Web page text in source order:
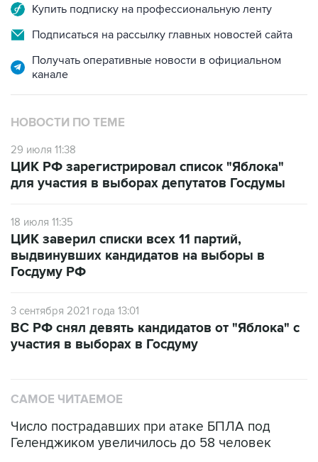
Купить подписку на профессиональную ленту
Подписаться на рассылку главных новостей сайта
Получать оперативные новости в официальном
канале
НОВОСТИ ПО ТЕМЕ
29 июля 11:38
ЦИК РФ зарегистрировал список "Яблока"
для участия в выборах депутатов Госдумы
18 июля 11:35
ЦИК заверил списки всех 11 партий,
выдвинувших кандидатов на выборы в
Госдуму РФ
3 сентября 2021 года 13:01
ВС РФ снял девять кандидатов от "Яблока" с
участия в выборах в Госдуму
САМОЕ ЧИТАЕМОЕ
Число пострадавших при атаке БПЛА под
Геленджиком увеличилось до 58 человек